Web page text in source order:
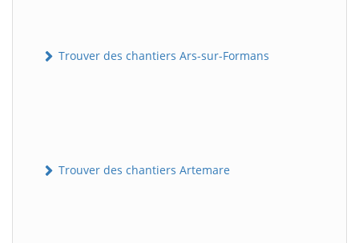
Trouver des chantiers Ars-sur-Formans
Trouver des chantiers Artemare